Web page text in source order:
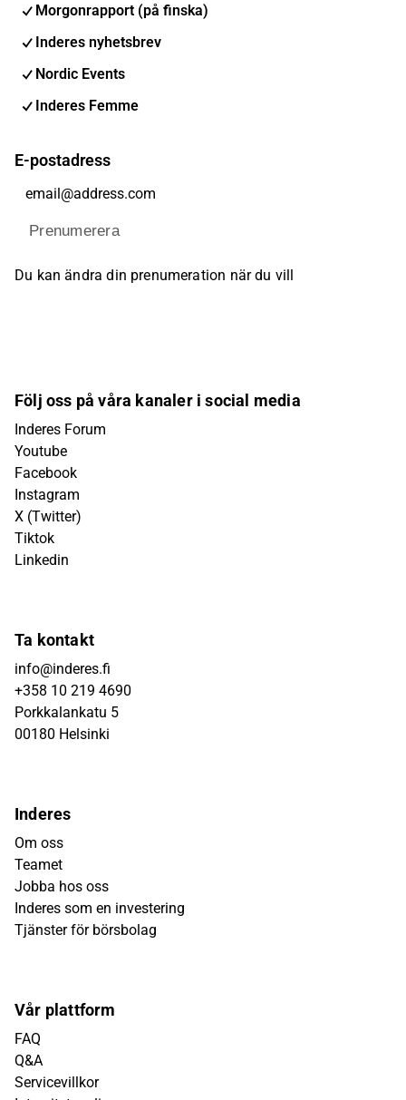
Morgonrapport (på finska)
Inderes nyhetsbrev
Nordic Events
Inderes Femme
E-postadress
Prenumerera
Du kan ändra din prenumeration när du vill
Följ oss på våra kanaler i social media
Inderes Forum
Youtube
Facebook
Instagram
X (Twitter)
Tiktok
Linkedin
Ta kontakt
info@inderes.fi
+358 10 219 4690
Porkkalankatu 5
00180 Helsinki
Inderes
Om oss
Teamet
Jobba hos oss
Inderes som en investering
Tjänster för börsbolag
Vår plattform
FAQ
Q&A
Servicevillkor